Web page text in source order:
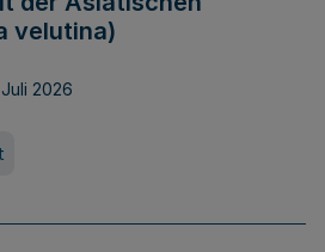
velutina)
2026